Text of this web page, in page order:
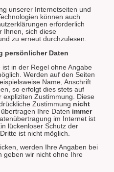
unserer Internetseiten und
können auch
erforderlich
Ihnen, sich diese
zu erneut durchzulesen.
persönlicher Daten
in der Regel ohne Angabe
Werden auf den Seiten
Name, Anschrift
so erfolgt dies stets auf
expliziten Zustimmung. Diese
Zustimmung nicht
Ihre Daten immer
im Internet ist
lückenloser Schutz der
ist nicht möglich.
werden Ihre Angaben bei
geben wir nicht ohne Ihre